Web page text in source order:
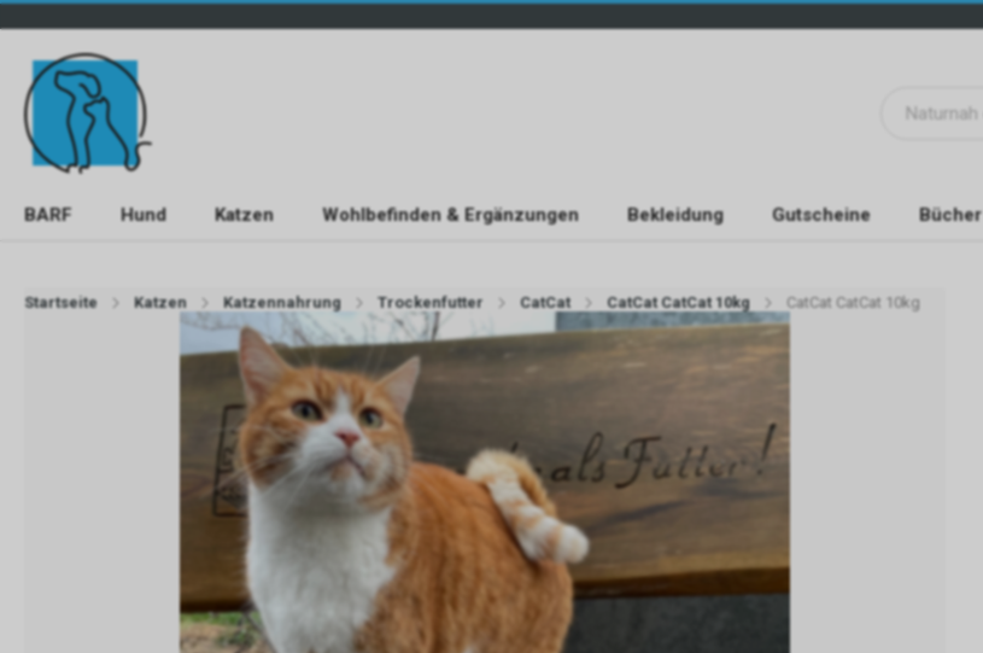
BARF Hund Katzen Wohlbefinden & Ergänzungen Bekleidung Gutscheine Bücher
Startseite Katzen Katzennahrung Trockenfutter CatCat CatCat CatCat 10kg CatCat CatCat 10kg